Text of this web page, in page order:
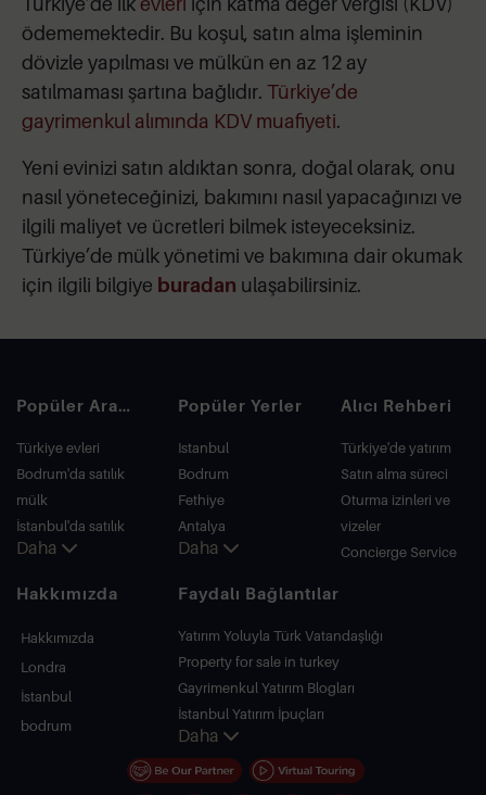
ödememektedir. Bu koşul, satın alma işleminin
dövizle yapılması ve mülkün en az 12 ay
satılmaması şartına bağlıdır. Türkiye’de
gayrimenkul alımında KDV muafiyeti.
Yeni evinizi satın aldıktan sonra, doğal olarak, onu
nasıl yöneteceğinizi, bakımını nasıl yapacağınızı ve
ilgili maliyet ve ücretleri bilmek isteyeceksiniz.
Türkiye’de mülk yönetimi ve bakımına dair okumak
için ilgili bilgiye buradan ulaşabilirsiniz.
Popüler Aramalar
Türkiye evleri
Bodrum'da satılık
mülk
İstanbul'da satılık
daire
Bodrum Villası
Antalya'da satılık
Daha
Popüler Yerler
Istanbul
Bodrum
Fethiye
Antalya
Kalkan
Kas
Bursa
Gocek
Side
Kemer
Dalyan
Izmir
Belek
Daha
Alıcı Rehberi
Türkiye'de yatırım
Satın alma süreci
Oturma izinleri ve
vizeler
Concierge Service
Hakkımızda
Hakkımızda
Londra
İstanbul
bodrum
Faydalı Bağlantılar
Yatırım Yoluyla Türk Vatandaşlığı
Property for sale in turkey
Gayrimenkul Yatırım Blogları
İstanbul Yatırım İpuçları
PropertyTurkey TV
İstanbul Yatırım Gayrimenkulleri
Mülkünüzü Satmak
Daha